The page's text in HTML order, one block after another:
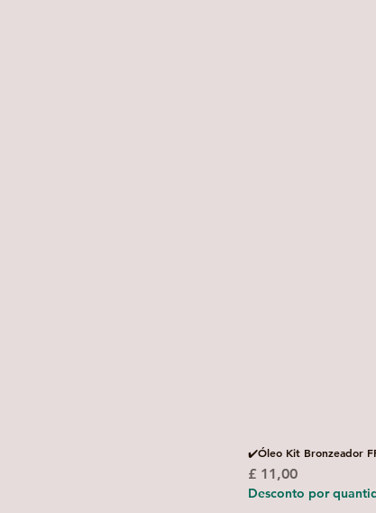
✔️Óleo Kit Bronzeador
Preço
£ 11,00
Desconto por